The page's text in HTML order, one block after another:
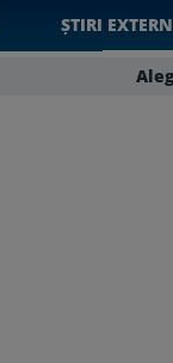
ȘTIRI